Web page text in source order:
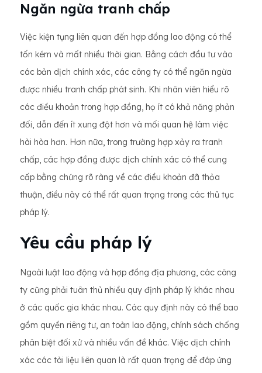
Ngăn ngừa tranh chấp
Việc kiện tụng liên quan đến hợp đồng lao động có thể
tốn kém và mất nhiều thời gian. Bằng cách đầu tư vào
các bản dịch chính xác, các công ty có thể ngăn ngừa
được nhiều tranh chấp phát sinh. Khi nhân viên hiểu rõ
các điều khoản trong hợp đồng, họ ít có khả năng phản
đối, dẫn đến ít xung đột hơn và mối quan hệ làm việc
hài hòa hơn. Hơn nữa, trong trường hợp xảy ra tranh
chấp, các hợp đồng được dịch chính xác có thể cung
cấp bằng chứng rõ ràng về các điều khoản đã thỏa
thuận, điều này có thể rất quan trọng trong các thủ tục
pháp lý.
Yêu cầu pháp lý
Ngoài luật lao động và hợp đồng địa phương, các công
ty cũng phải tuân thủ nhiều quy định pháp lý khác nhau
ở các quốc gia khác nhau. Các quy định này có thể bao
gồm quyền riêng tư, an toàn lao động, chính sách chống
phân biệt đối xử và nhiều vấn đề khác. Việc dịch chính
xác các tài liệu liên quan là rất quan trọng để đáp ứng